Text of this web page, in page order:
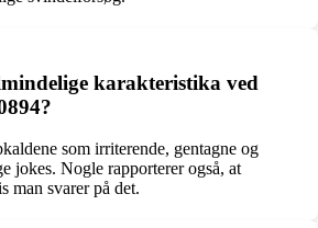
karakteristika ved
som irriterende, gentagne og
jokes. Nogle rapporterer også, at
man svarer på det.